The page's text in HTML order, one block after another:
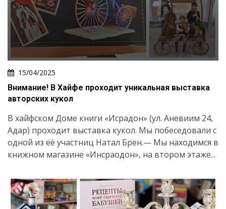
15/04/2025
Внимание! В Хайфе проходит уникальная выставка
авторских кукол
В хайфском Доме книги «Исрадон» (ул. Аневиим 24,
Адар) проходит выставка кукол. Мы побеседовали с
одной из её участниц Натал Брен.— Мы находимся в
книжном магазине «Инсраодон», на втором этаже...